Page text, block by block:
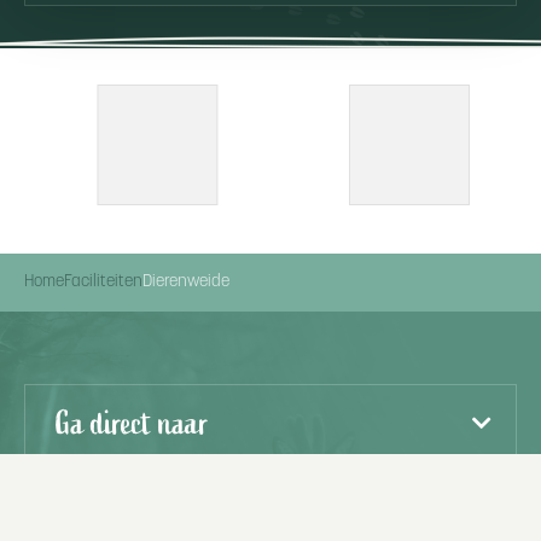
HomeFaciliteitenDierenweide
Ga direct naar